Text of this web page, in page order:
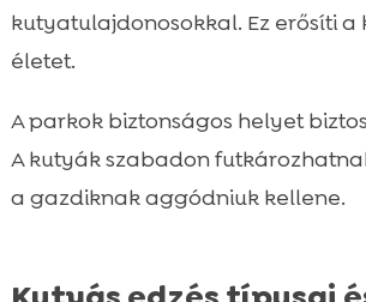
kutyatulajdonosokkal. Ez erősíti a
életet.
A parkok biztonságos helyet
A kutyák szabadon
a gazdiknak aggódniuk kellene.